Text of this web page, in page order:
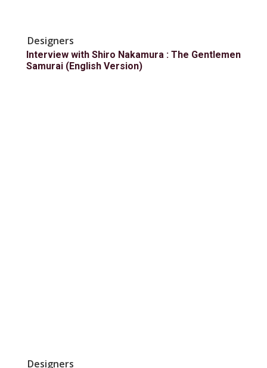
Designers
Interview with Shiro Nakamura : The Gentlemen
Samurai (English Version)
Designers